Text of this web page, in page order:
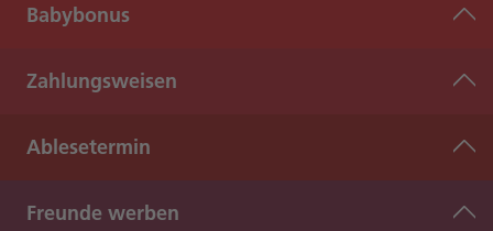
Babybonus
Zahlungsweisen
Ablesetermin
Freunde werben